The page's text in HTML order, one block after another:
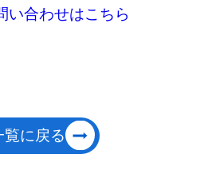
い合わせはこちら
覧に戻る